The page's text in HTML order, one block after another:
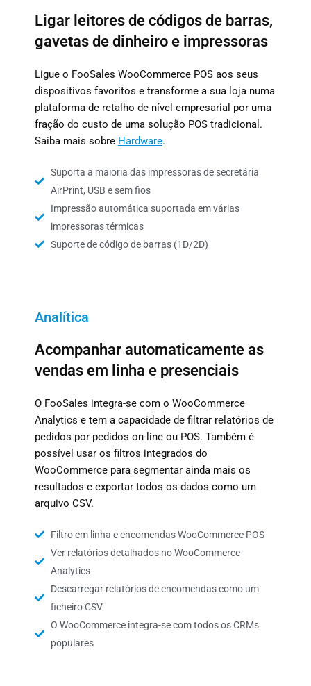
Ligar leitores de códigos de barras,
gavetas de dinheiro e impressoras
Ligue o FooSales WooCommerce POS aos seus
dispositivos favoritos e transforme a sua loja numa
plataforma de retalho de nível empresarial por uma
fração do custo de uma solução POS tradicional.
Saiba mais sobre Hardware.
Suporta a maioria das impressoras de secretária
AirPrint, USB e sem fios
Impressão automática suportada em várias
impressoras térmicas
Suporte de código de barras (1D/2D)
Analítica
Acompanhar automaticamente as
vendas em linha e presenciais
O FooSales integra-se com o WooCommerce
Analytics e tem a capacidade de filtrar relatórios de
pedidos por pedidos on-line ou POS. Também é
possível usar os filtros integrados do
WooCommerce para segmentar ainda mais os
resultados e exportar todos os dados como um
arquivo CSV.
Filtro em linha e encomendas WooCommerce POS
Ver relatórios detalhados no WooCommerce
Analytics
Descarregar relatórios de encomendas como um
ficheiro CSV
O WooCommerce integra-se com todos os CRMs
populares